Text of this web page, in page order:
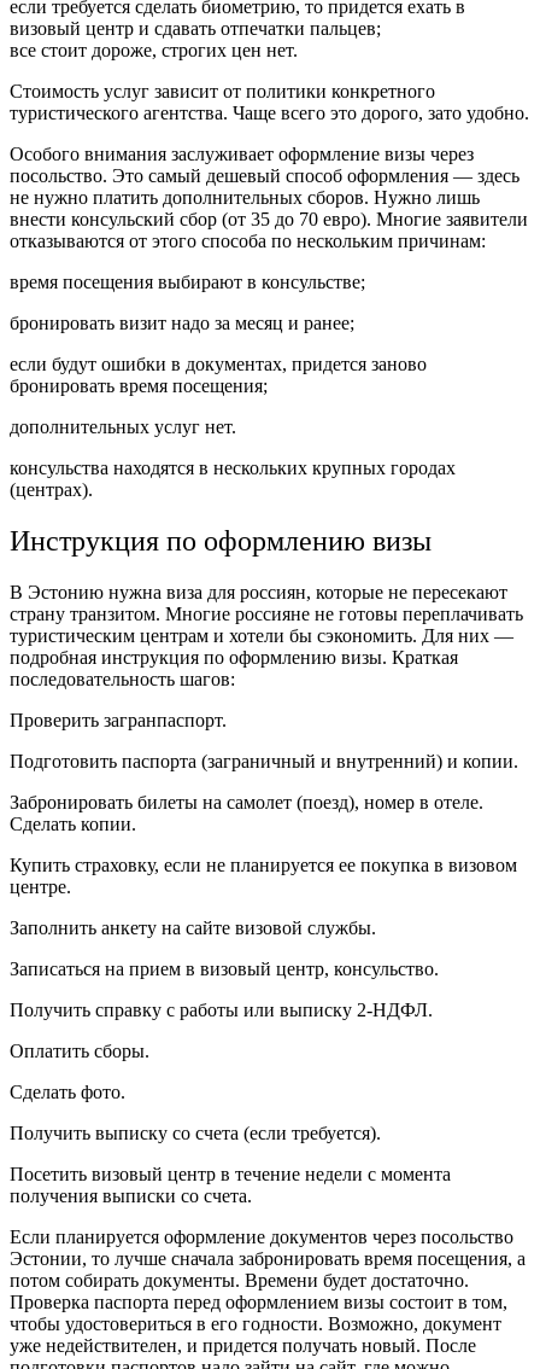
если требуется сделать биометрию, то придется ехать в
визовый центр и сдавать отпечатки пальцев;
все стоит дороже, строгих цен нет.
Стоимость услуг зависит от политики конкретного
туристического агентства. Чаще всего это дорого, зато удобно.
Особого внимания заслуживает оформление визы через
посольство. Это самый дешевый способ оформления — здесь
не нужно платить дополнительных сборов. Нужно лишь
внести консульский сбор (от 35 до 70 евро). Многие заявители
отказываются от этого способа по нескольким причинам:
время посещения выбирают в консульстве;
бронировать визит надо за месяц и ранее;
если будут ошибки в документах, придется заново
бронировать время посещения;
дополнительных услуг нет.
консульства находятся в нескольких крупных городах
(центрах).
Инструкция по оформлению визы
В Эстонию нужна виза для россиян, которые не пересекают
страну транзитом. Многие россияне не готовы переплачивать
туристическим центрам и хотели бы сэкономить. Для них —
подробная инструкция по оформлению визы. Краткая
последовательность шагов:
Проверить загранпаспорт.
Подготовить паспорта (заграничный и внутренний) и копии.
Забронировать билеты на самолет (поезд), номер в отеле.
Сделать копии.
Купить страховку, если не планируется ее покупка в визовом
центре.
Заполнить анкету на сайте визовой службы.
Записаться на прием в визовый центр, консульство.
Получить справку с работы или выписку 2-НДФЛ.
Оплатить сборы.
Сделать фото.
Получить выписку со счета (если требуется).
Посетить визовый центр в течение недели с момента
получения выписки со счета.
Если планируется оформление документов через посольство
Эстонии, то лучше сначала забронировать время посещения, а
потом собирать документы. Времени будет достаточно.
Проверка паспорта перед оформлением визы состоит в том,
чтобы удостовериться в его годности. Возможно, документ
уже недействителен, и придется получать новый. После